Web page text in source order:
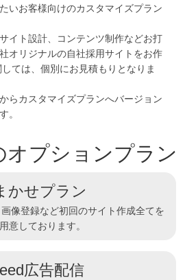
いお客様向けのカスタマイズプラン
イト設計、コンテンツ制作などお打
オリジナルの自社採用サイトをお作
ては、個別にお見積もりとなりま
らカスタマイズプランへバージョン
。
オプションプラン
かせプラン
像登録など初回のサイト作成全てを
意しております。
広告配信